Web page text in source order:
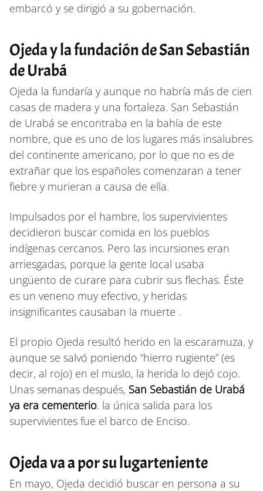
embarcó y se dirigió a su gobernación.
Ojeda y la fundación de San Sebastián
de Urabá
Ojeda la fundaría y aunque no habría más de cien
casas de madera y una fortaleza. San Sebastián
de Urabá se encontraba en la bahía de este
nombre, que es uno de los lugares más insalubres
del continente americano, por lo que no es de
extrañar que los españoles comenzaran a tener
fiebre y murieran a causa de ella.
Impulsados ​​por el hambre, los supervivientes
decidieron buscar comida en los pueblos
indígenas cercanos. Pero las incursiones eran
arriesgadas, porque la gente local usaba
ungüento de curare para cubrir sus flechas. Éste
es un veneno muy efectivo, y heridas
insignificantes causaban la muerte .
El propio Ojeda resultó herido en la escaramuza, y
aunque se salvó poniendo “hierro rugiente” (es
decir, al rojo) en el muslo, la herida lo dejó cojo.
Unas semanas después, San Sebastián de Urabá
ya era cementerio. la única salida para los
supervivientes fue el barco de Enciso.
Ojeda va a por su lugarteniente
En mayo, Ojeda decidió buscar en persona a su